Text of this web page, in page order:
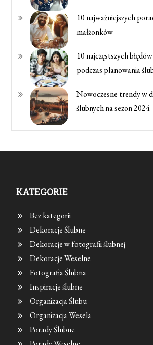
10 najważniejszych
małżonków
10 najczęstszych
podczas planowania
Nowoczesne trendy w
ślubnych na sezon 2024
KATEGORIE
Bez kategorii
Dekoracje Ślubne
Dekoracje w fotografii ślubnej
Dekoracje Weselne
Fotografia Ślubna
Inspiracje ślubne
Organizacja Ślubu
Organizacja Wesela
Porady Ślubne